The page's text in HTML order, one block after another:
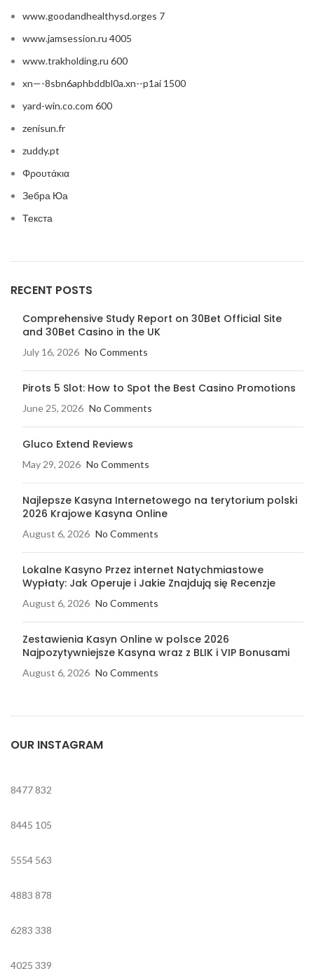
www.goodandhealthysd.orges 7
www.jamsession.ru 4005
www.trakholding.ru 600
xn—-8sbn6aphbddbl0a.xn--p1ai 1500
yard-win.co.com 600
zenisun.fr
zuddy.pt
Φρουτάκια
Зебра Юа
Текста
RECENT POSTS
Comprehensive Study Report on 30Bet Official Site
and 30Bet Casino in the UK
July 16, 2026 No Comments
Pirots 5 Slot: How to Spot the Best Casino Promotions
June 25, 2026 No Comments
Gluco Extend Reviews
May 29, 2026 No Comments
Najlepsze Kasyna Internetowego na terytorium polski
2026 Krajowe Kasyna Online
August 6, 2026 No Comments
Lokalne Kasyno Przez internet Natychmiastowe
Wypłaty: Jak Operuje i Jakie Znajdują się Recenzje
August 6, 2026 No Comments
Zestawienia Kasyn Online w polsce 2026
Najpozytywniejsze Kasyna wraz z BLIK i VIP Bonusami
August 6, 2026 No Comments
OUR INSTAGRAM
8477832
8445 105
5554 563
4883 878
6283 338
4025 339